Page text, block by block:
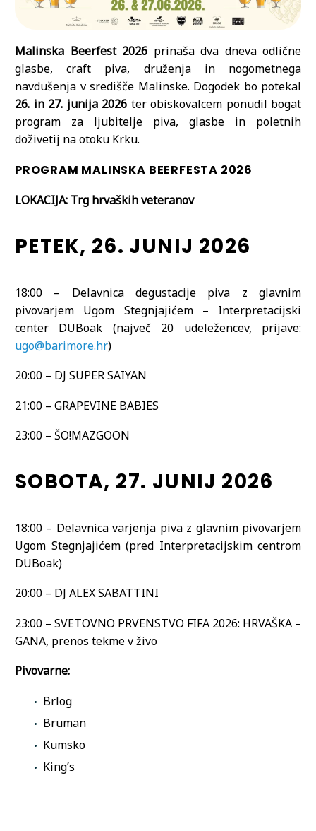
Malinska Beerfest 2026 prinaša dva dneva odlične
glasbe, craft piva, druženja in nogometnega
navdušenja v središče Malinske. Dogodek bo potekal
26. in 27. junija 2026 ter obiskovalcem ponudil bogat
program za ljubitelje piva, glasbe in poletnih
doživetij na otoku Krku.
PROGRAM MALINSKA BEERFESTA 2026
LOKACIJA: Trg hrvaških veteranov
PETEK, 26. JUNIJ 2026
18:00 – Delavnica degustacije piva z glavnim
pivovarjem Ugom Stegnjajićem – Interpretacijski
center DUBoak (največ 20 udeležencev, prijave:
ugo@barimore.hr)
20:00 – DJ SUPER SAIYAN
21:00 – GRAPEVINE BABIES
23:00 – ŠO!MAZGOON
SOBOTA, 27. JUNIJ 2026
18:00 – Delavnica varjenja piva z glavnim pivovarjem
Ugom Stegnjajićem (pred Interpretacijskim centrom
DUBoak)
20:00 – DJ ALEX SABATTINI
23:00 – SVETOVNO PRVENSTVO FIFA 2026: HRVAŠKA –
GANA, prenos tekme v živo
Pivovarne:
Brlog
Bruman
Kumsko
King’s